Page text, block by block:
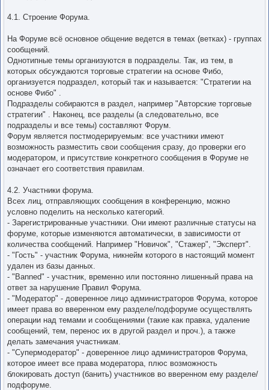
4.1. Строение Форума.
На Форуме всё основное общение ведется в темах (ветках) - группах
сообщений.
Однотипные темы организуются в подразделы. Так, из тем, в
которых обсуждаются торговые стратегии на основе Фибо,
организуется подраздел, который так и называется: "Стратегии на
основе Фибо" .
Подразделы собираются в раздел, например "Авторские торговые
стратегии" . Наконец, все разделы (а следовательно, все
подразделы и все темы) составляют Форум.
Форум является постмодерируемым: все участники имеют
возможность разместить свои сообщения сразу, до проверки его
модератором, и присутствие конкретного сообщения в Форуме не
означает его соответствия правилам.
4.2. Участники форума.
Всех лиц, отправляющих сообщения в конференцию, можно
условно поделить на несколько категорий.
- Зарегистрированные участники. Они имеют различные статусы на
форуме, которые изменяются автоматически, в зависимости от
количества сообщений. Например "Новичок", "Стажер", "Эксперт".
- "Гость" - участник Форума, никнейм которого в настоящий момент
удален из базы данных.
- "Banned" - участник, временно или постоянно лишенный права на
ответ за нарушение Правил Форума.
- "Модератор" - доверенное лицо администраторов Форума, которое
имеет права во вверенном ему разделе/подфоруме осуществлять
операции над темами и сообщениями (такие как правка, удаление
сообщений, тем, перенос их в другой раздел и проч.), а также
делать замечания участникам.
- "Супермодератор" - доверенное лицо администраторов Форума,
которое имеет все права модератора, плюс возможность
блокировать доступ (банить) участников во вверенном ему разделе/
подфоруме.